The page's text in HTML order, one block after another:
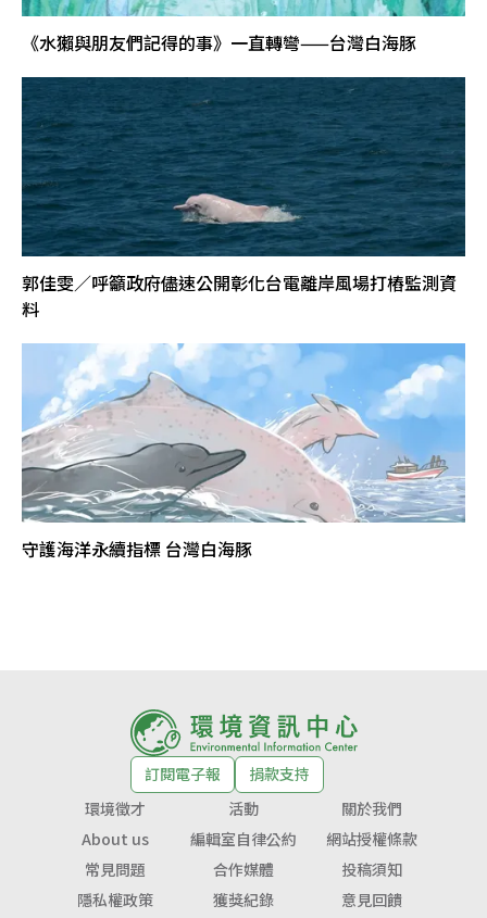
《水獺與朋友們記得的事》一直轉彎——台灣白海豚
郭佳雯／呼籲政府儘速公開彰化台電離岸風場打樁監測資
料
守護海洋永續指標 台灣白海豚
訂閱電子報
捐款支持
環境徵才
活動
關於我們
About us
編輯室自律公約
網站授權條款
常見問題
合作媒體
投稿須知
隱私權政策
獲獎紀錄 意見回饋